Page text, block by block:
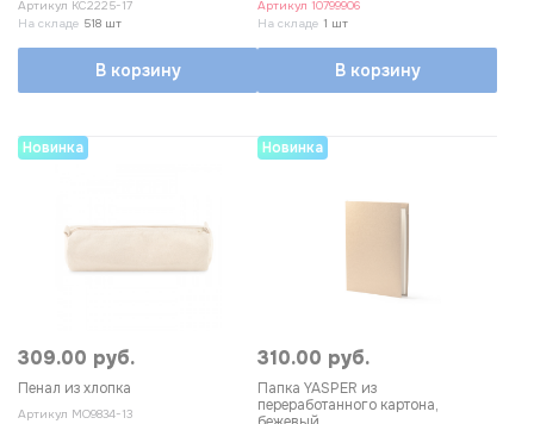
Артикул KC2225-17
На складе 518 шт
В корзину
Артикул 10799906
На складе 1 шт
В корзину
Новинка
309.00 руб.
Пенал из хлопка
Артикул MO9834-13
Новинка
310.00 руб.
Папка YASPER из
переработанного картона,